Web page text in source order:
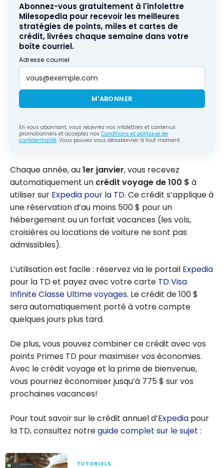
Abonnez-vous gratuitement à l'infolettre
Milesopedia pour recevoir les meilleures
stratégies de points, miles et cartes de
crédit, livrées chaque semaine dans votre
boîte courriel.
Adresse courriel
M'ABONNER
En vous abonnant, vous recevrez nos infolettres et contenus
promotionnels et acceptez nos Conditions et politique de
confidentialité. Vous pouvez vous désabonner à tout moment.
Chaque année, au1er janvier, vous recevez
automatiquement un crédit voyage de100 $ à
utiliser sur Expedia pour la TD. Ce crédit s’applique à
une réservation d’au moins 500 $ pour un
hébergement ou un forfait vacances (les vols,
croisières ou locations de voiture ne sont pas
admissibles).
L’utilisation est facile : réservez via le portail Expedia
pour la TD et payez avec votre carte TD Visa
Infinite Classe Ultime voyages. Le crédit de100 $
sera automatiquement porté à votre compte
quelques jours plus tard.
De plus, vous pouvez combiner ce crédit avec vos
points Primes TD pour maximiser vos économies.
Avec le crédit voyage et la prime de bienvenue,
vous pourriez économiser jusqu’à 775 $ sur vos
prochaines vacances!
Pour tout savoir sur le crédit annuel d’Expedia pour
la TD, consultez notreguide complet sur le sujet :
TUTORIELS